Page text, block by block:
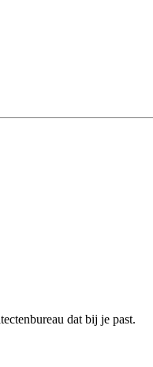
dat bij je past.